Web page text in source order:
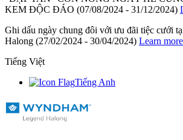
KEM ĐỘC ĐÁO (07/08/2024 - 31/12/2024)
Ghi dấu ngày chung đôi với ưu đãi tiệc cưới
Halong (27/02/2024 - 30/04/2024) Learn more
Tiếng Việt
Tiếng Anh